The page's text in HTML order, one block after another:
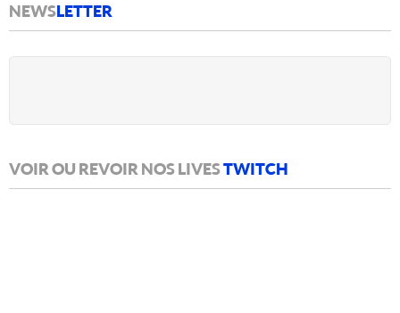
NEWSLETTER
VOIR OU REVOIR NOS LIVESTWITCH